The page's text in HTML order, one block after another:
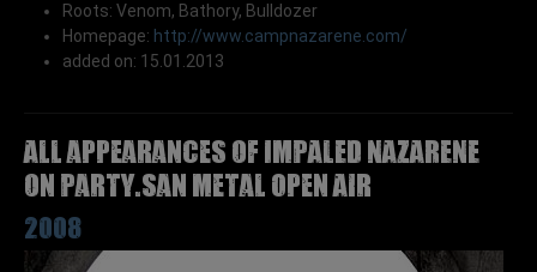
Roots: Venom, Bathory, Bulldozer
Homepage: http://www.campnazarene.com/
added on: 15.01.2013
All appearances of IMPALED NAZARENE
on Party.San Metal Open Air
2008